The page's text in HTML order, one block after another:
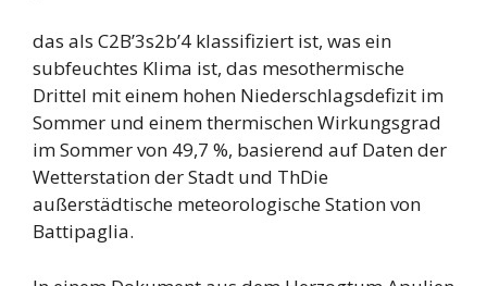
das als C2B’3s2b’4 klassifiziert ist, was ein
subfeuchtes Klima ist, das mesothermische
Drittel mit einem hohen Niederschlagsdefizit im
Sommer und einem thermischen Wirkungsgrad
im Sommer von 49,7 %, basierend auf Daten der
Wetterstation der Stadt und ThDie
außerstädtische meteorologische Station von
Battipaglia.